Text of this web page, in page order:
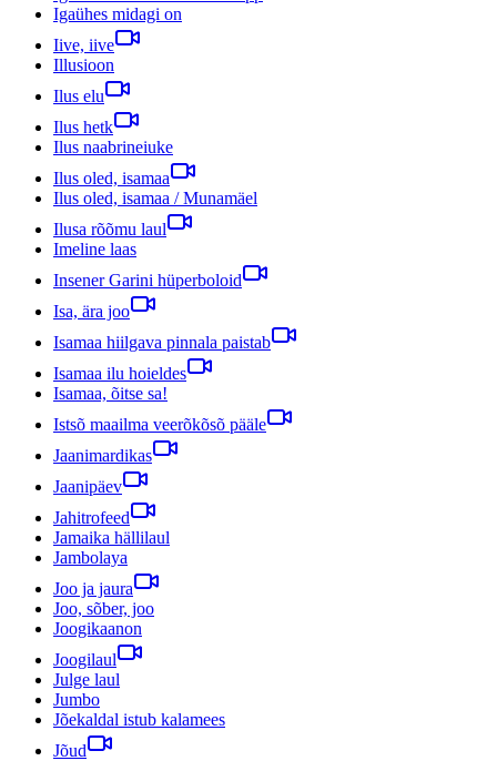
Igaühes midagi on
Iive, iive
Illusioon
Ilus elu
Ilus hetk
Ilus naabrineiuke
Ilus oled, isamaa
Ilus oled, isamaa / Munamäel
Ilusa rõõmu laul
Imeline laas
Insener Garini hüperboloid
Isa, ära joo
Isamaa hiilgava pinnala paistab
Isamaa ilu hoieldes
Isamaa, õitse sa!
Istsõ maailma veerõkõsõ pääle
Jaanimardikas
Jaanipäev
Jahitrofeed
Jamaika hällilaul
Jambolaya
Joo ja jaura
Joo, sõber, joo
Joogikaanon
Joogilaul
Julge laul
Jumbo
Jõekaldal istub kalamees
Jõud